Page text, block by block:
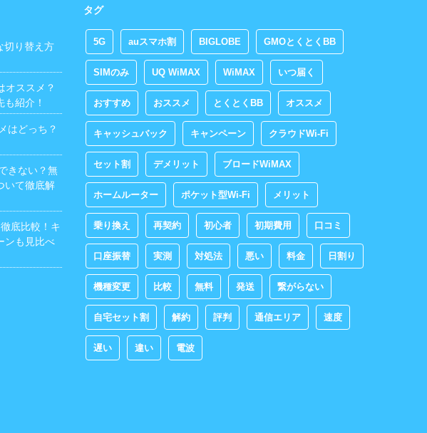
切り替え方
オススメ？
紹介！
はどっち？
きない？無
いて徹底解
底比較！キ
ンも見比べ
タグ
5G auスマホ割 BIGLOBE GMOとくとくBB
SIMのみ UQ WiMAX WiMAX いつ届く
おすすめ おススメ とくとくBB オススメ
キャッシュバック キャンペーン クラウドWi-Fi
セット割 デメリット ブロードWiMAX
ホームルーター ポケット型Wi-Fi メリット
乗り換え 再契約 初心者 初期費用 口コミ
口座振替 実測 対処法 悪い 料金 日割り
機種変更 比較 無料 発送 繋がらない
自宅セット割 解約 評判 通信エリア 速度
遅い 違い 電波